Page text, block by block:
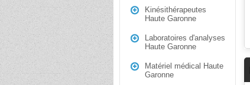
Kinésithérapeutes
Haute Garonne
Laboratoires d'analyses
Haute Garonne
Matériel médical Haute
Garonne